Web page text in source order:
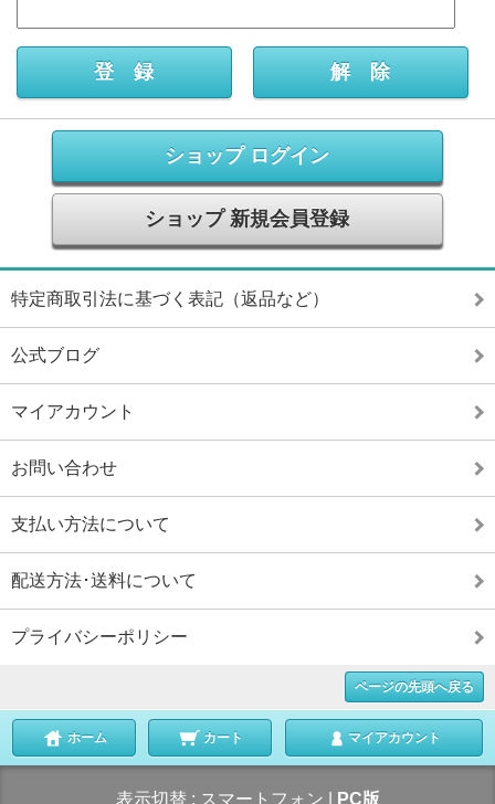
ショップ ログイン
ショップ 新規会員登録
特定商取引法に基づく表記（返品など）
公式ブログ
マイアカウント
お問い合わせ
支払い方法について
配送方法･送料について
プライバシーポリシー
ページの先頭へ戻る
ホーム カート マイアカウント
表示切替 : スマートフォン PC版